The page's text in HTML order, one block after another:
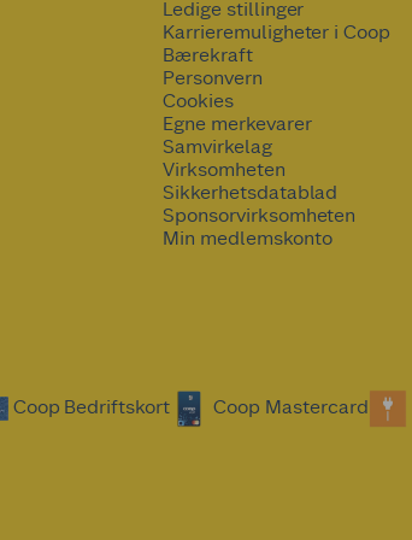
Ledige stillinger
Karrieremuligheter i Coop
Bærekraft
Personvern
Cookies
Egne merkevarer
Samvirkelag
Virksomheten
Sikkerhetsdatablad
Sponsorvirksomheten
Min medlemskonto
Coop Bedriftskort Coop Mastercard